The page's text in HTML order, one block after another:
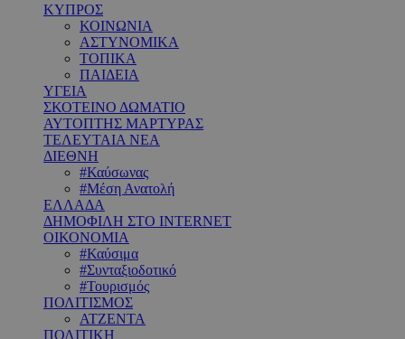
ΚΥΠΡΟΣ
ΚΟΙΝΩΝΙΑ
ΑΣΤΥΝΟΜΙΚΑ
ΤΟΠΙΚΑ
ΠΑΙΔΕΙΑ
ΥΓΕΙΑ
ΣΚΟΤΕΙΝΟ ΔΩΜΑΤΙΟ
ΑΥΤΟΠΤΗΣ ΜΑΡΤΥΡΑΣ
ΤΕΛΕΥΤΑΙΑ ΝΕΑ
ΔΙΕΘΝΗ
#Καύσωνας
#Μέση Ανατολή
ΕΛΛΑΔΑ
ΔΗΜΟΦΙΛΗ ΣΤΟ INTERNET
ΟΙΚΟΝΟΜΙΑ
#Καύσιμα
#Συνταξιοδοτικό
#Τουρισμός
ΠΟΛΙΤΙΣΜΟΣ
ΑΤΖΕΝΤΑ
ΠΟΛΙΤΙΚΗ